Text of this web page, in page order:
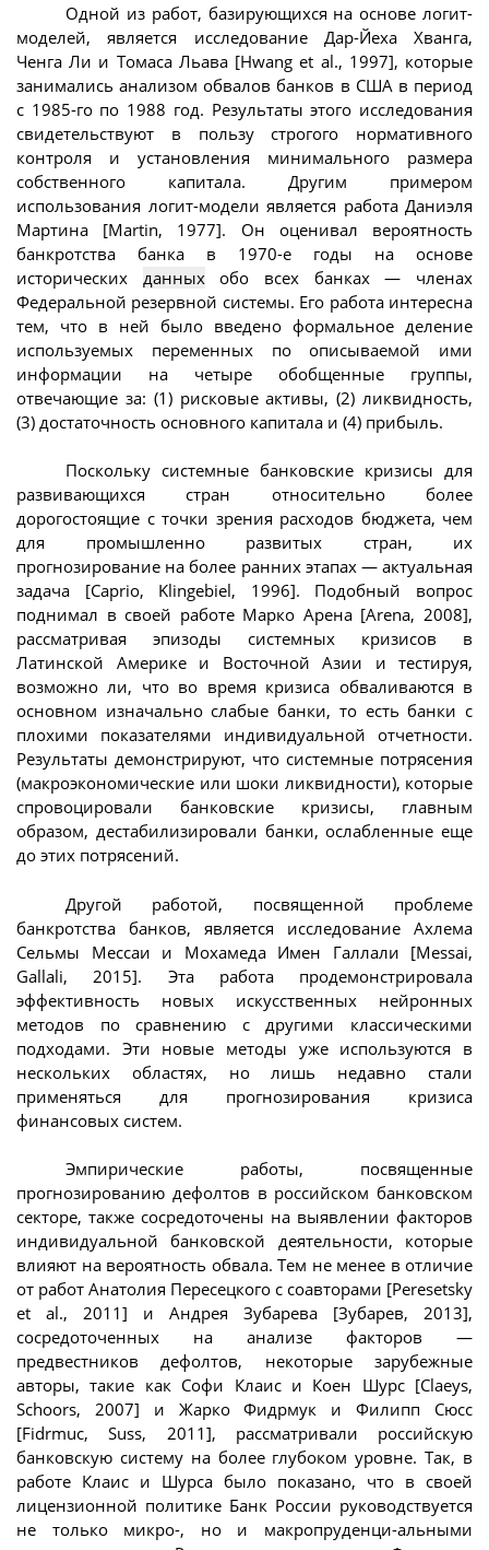
Одной из работ, базирующихся на основе логит-
моделей, является исследование Дар-Йеха Хванга,
Ченга Ли и Томаса Льава [Hwang et al., 1997], которые
занимались анализом обвалов банков в США в период
с 1985-го по 1988 год. Результаты этого исследования
свидетельствуют в пользу строгого нормативного
контроля и установления минимального размера
собственного капитала. Другим примером
использования логит-модели является работа Даниэля
Мартина [Martin, 1977]. Он оценивал вероятность
банкротства банка в 1970-е годы на основе
исторических данныхобо всех банках — членах
Федеральной резервной системы. Его работа интересна
тем, что в ней было введено формальное деление
используемых переменных по описываемой ими
информации на четыре обобщенные группы,
отвечающие за: (1) рисковые активы, (2) ликвидность,
(3) достаточность основного капитала и (4) прибыль.
Поскольку системные банковские кризисы для
развивающихся стран относительно более
дорогостоящие с точки зрения расходов бюджета, чем
для промышленно развитых стран, их
прогнозирование на более ранних этапах — актуальная
задача [Caprio, Klingebiel, 1996]. Подобный вопрос
поднимал в своей работе Марко Арена [Arena, 2008],
рассматривая эпизоды системных кризисов в
Латинской Америке и Восточной Азии и тестируя,
возможно ли, что во время кризиса обваливаются в
основном изначально слабые банки, то есть банки с
плохими показателями индивидуальной отчетности.
Результаты демонстрируют, что системные потрясения
(макроэкономические или шоки ликвидности), которые
спровоцировали банковские кризисы, главным
образом, дестабилизировали банки, ослабленные еще
до этих потрясений.
Другой работой, посвященной проблеме
банкротства банков, является исследование Ахлема
Сельмы Мессаи и Мохамеда Имен Галлали [Messai,
Gallali, 2015]. Эта работа продемонстрировала
эффективность новых искусственных нейронных
методов по сравнению с другими классическими
подходами. Эти новые методы уже используются в
нескольких областях, но лишь недавно стали
применяться для прогнозирования кризиса
финансовых систем.
Эмпирические работы, посвященные
прогнозированию дефолтов в российском банковском
секторе, также сосредоточены на выявлении факторов
индивидуальной банковской деятельности, которые
влияют на вероятность обвала. Тем не менее в отличие
от работ Анатолия Пересецкого с соавторами [Peresetsky
et al., 2011] и Андрея Зубарева [Зубарев, 2013],
сосредоточенных на анализе факторов —
предвестников дефолтов, некоторые зарубежные
авторы, такие как Софи Клаис и Коен Шурс [Claeys,
Schoors, 2007] и Жарко Фидрмук и Филипп Сюсс
[Fidrmuc, Suss, 2011], рассматривали российскую
банковскую систему на более глубоком уровне. Так, в
работе Клаис и Шурса было показано, что в своей
лицензионной политике Банк России руководствуется
не только микро-, но и макропруденци-альными